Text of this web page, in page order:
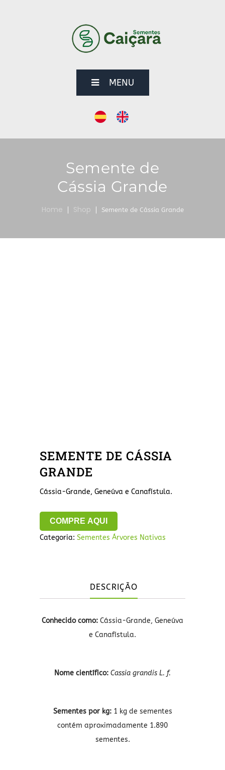
MENU
Semente de
Cássia Grande
Home Shop Semente de Cássia Grande
SEMENTE DE CÁSSIA
GRANDE
Cássia-Grande, Geneúva e Canafístula.
COMPRE AQUI
Categoria: Sementes Árvores Nativas
DESCRIÇÃO
Conhecido como: Cássia-Grande, Geneúva
e Canafístula.
Nome científico: Cassia grandis L. f.
Sementes por kg: 1 kg de sementes
contém aproximadamente 1.890
sementes.